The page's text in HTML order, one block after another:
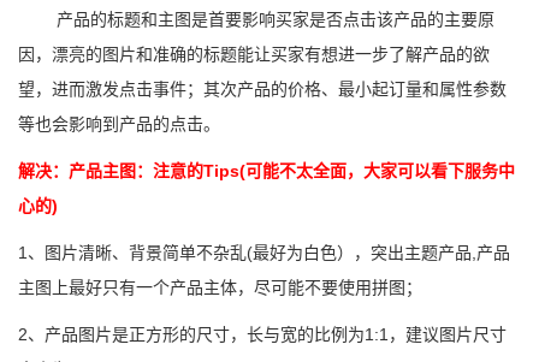
产品的标题和主图是首要影响买家是否点击该产品的主要原
因，漂亮的图片和准确的标题能让买家有想进一步了解产品的欲
望，进而激发点击事件；其次产品的价格、最小起订量和属性参数
等也会影响到产品的点击。
解决： 产品主图：注意的Tips(可能不太全面，大家可以看下服务中
心的)
1 、图片清晰、背景简单不杂乱(最好为白色），突出主题产品,产品
主图上最好只有一个产品主体，尽可能不要使用拼图；
2、产品图片是正方形的尺寸，长与宽的比例为1:1，建议图片尺寸